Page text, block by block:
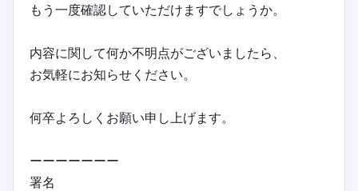
もう一度確認していただけますでしょうか。
内容に関して何か不明点がございましたら、
お気軽にお知らせください。
何卒よろしくお願い申し上げます。
ーーーーーーー
署名